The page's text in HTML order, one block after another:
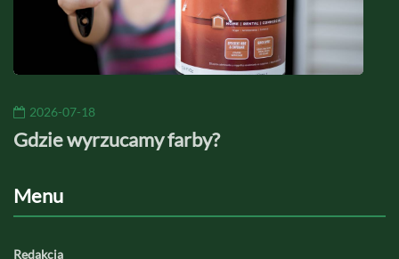
2026-07-18
Gdzie wyrzucamy farby?
Menu
Redakcja